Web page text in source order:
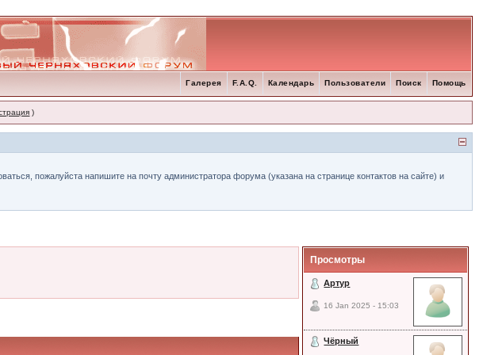
Помощь
Поиск
Пользователи
Календарь
F.A.Q.
Галерея
)
пожалуйста напишите на почту администратора форума (указана на странице контактов на сайте) и
Просмотры
Артур
16 Jan 2025 - 15:03
Чёрный